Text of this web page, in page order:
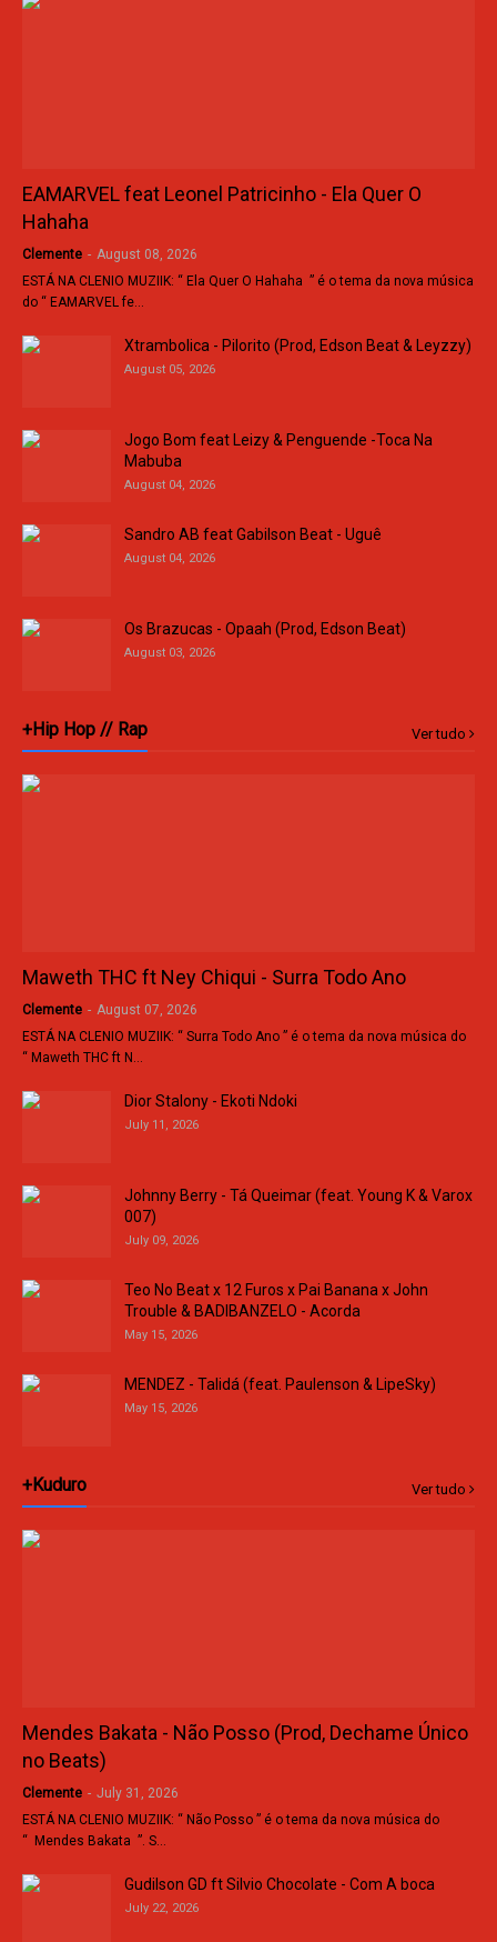
EAMARVEL feat Leonel Patricinho - Ela Quer O
Hahaha
Clemente - August 08, 2026
ESTÁ NA CLENIO MUZIIK: “ Ela Quer O Hahaha ” é o tema da nova música
do “ EAMARVEL fe…
Xtrambolica - Pilorito (Prod, Edson Beat & Leyzzy)
August 05, 2026
Jogo Bom feat Leizy & Penguende -Toca Na
Mabuba
August 04, 2026
Sandro AB feat Gabilson Beat - Uguê
August 04, 2026
Os Brazucas - Opaah (Prod, Edson Beat)
August 03, 2026
+Hip Hop // Rap Ver tudo
Maweth THC ft Ney Chiqui - Surra Todo Ano
Clemente - August 07, 2026
ESTÁ NA CLENIO MUZIIK: “ Surra Todo Ano ” é o tema da nova música do
“ Maweth THC ft N…
Dior Stalony - Ekoti Ndoki
July 11, 2026
Johnny Berry - Tá Queimar (feat. Young K & Varox
007)
July 09, 2026
Teo No Beat x 12 Furos x Pai Banana x John
Trouble & BADIBANZELO - Acorda
May 15, 2026
MENDEZ - Talidá (feat. Paulenson & LipeSky)
May 15, 2026
+Kuduro Ver tudo
Mendes Bakata - Não Posso (Prod, Dechame Único
no Beats)
Clemente - July 31, 2026
ESTÁ NA CLENIO MUZIIK: “ Não Posso ” é o tema da nova música do
“ Mendes Bakata ”. S…
Gudilson GD ft Silvio Chocolate - Com A boca
July 22, 2026